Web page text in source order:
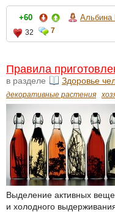
+60 Альбина
32
7
Правила
в разделе Здоровье
декоративные растения
Выделение активных
и холодного